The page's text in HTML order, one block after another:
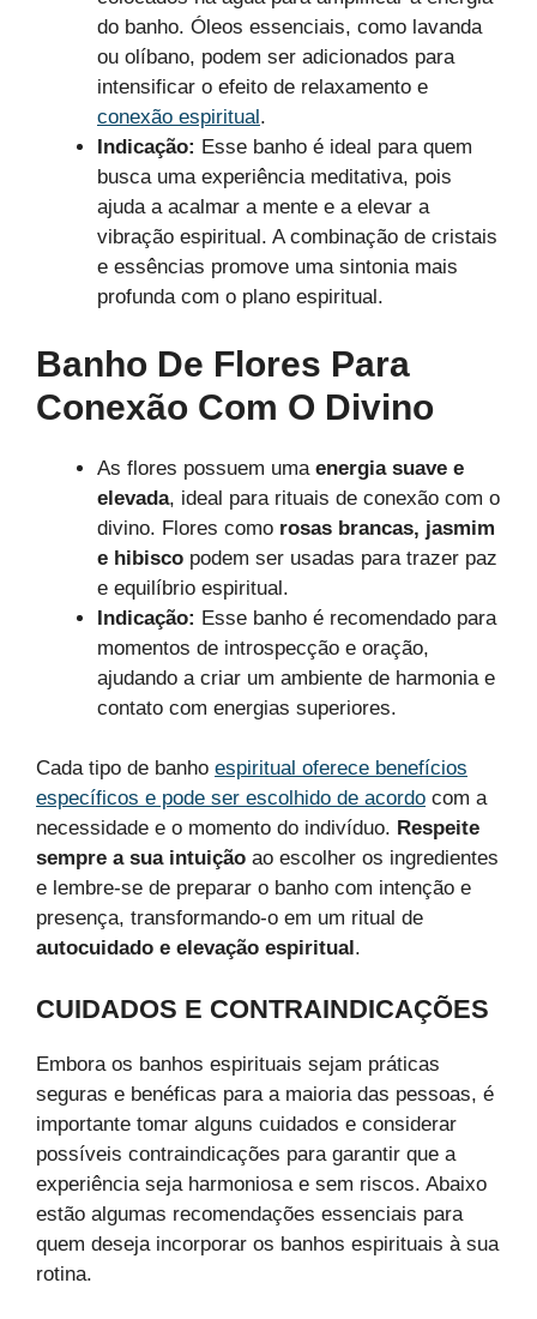
do banho. Óleos essenciais, como lavanda
ou olíbano, podem ser adicionados para
intensificar o efeito de relaxamento e
conexão espiritual.
Indicação: Esse banho é ideal para quem
busca uma experiência meditativa, pois
ajuda a acalmar a mente e a elevar a
vibração espiritual. A combinação de cristais
e essências promove uma sintonia mais
profunda com o plano espiritual.
Banho De Flores Para
Conexão Com O Divino
As flores possuem uma energia suave e
elevada, ideal para rituais de conexão com o
divino. Flores como rosas brancas, jasmim
e hibisco podem ser usadas para trazer paz
e equilíbrio espiritual.
Indicação: Esse banho é recomendado para
momentos de introspecção e oração,
ajudando a criar um ambiente de harmonia e
contato com energias superiores.
Cada tipo de banho espiritual oferece benefícios
específicos e pode ser escolhido de acordo com a
necessidade e o momento do indivíduo. Respeite
sempre a sua intuição ao escolher os ingredientes
e lembre-se de preparar o banho com intenção e
presença, transformando-o em um ritual de
autocuidado e elevação espiritual.
CUIDADOS E CONTRAINDICAÇÕES
Embora os banhos espirituais sejam práticas
seguras e benéficas para a maioria das pessoas, é
importante tomar alguns cuidados e considerar
possíveis contraindicações para garantir que a
experiência seja harmoniosa e sem riscos. Abaixo
estão algumas recomendações essenciais para
quem deseja incorporar os banhos espirituais à sua
rotina.